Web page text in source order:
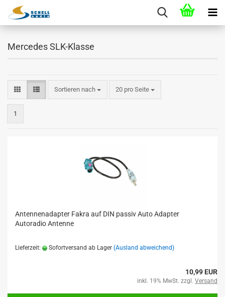
Mercedes SLK-Klasse
Sortieren nach 20 pro Seite
1
Antennenadapter Fakra auf DIN passiv Auto Adapter
Autoradio Antenne
Lieferzeit: Sofortversand ab Lager (Ausland abweichend)
10,99 EUR
inkl. 19% MwSt. zzgl. Versand